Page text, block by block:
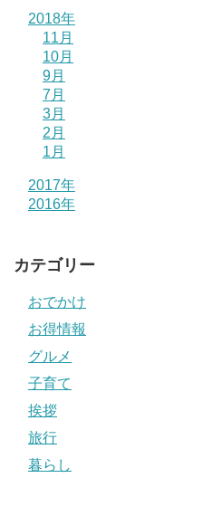
2018年
11月
10月
9月
7月
3月
2月
1月
2017年
2016年
カテゴリー
おでかけ
お得情報
グルメ
子育て
挨拶
旅行
暮らし